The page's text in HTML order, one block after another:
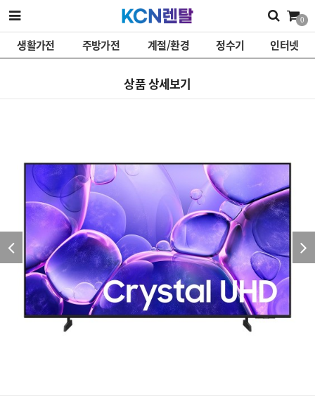
0
생활가전 주방가전 계절/환경 정수기 인터넷
상품 상세보기